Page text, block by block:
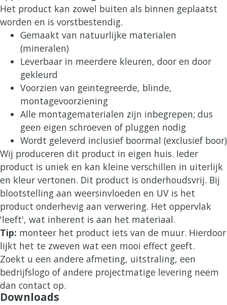
Het product kan zowel buiten als binnen geplaatst
worden en is vorstbestendig.
Gemaakt van natuurlijke materialen
(mineralen)
Leverbaar in meerdere kleuren, door en door
gekleurd
Voorzien van geïntegreerde, blinde,
montagevoorziening
Alle montagematerialen zijn inbegrepen; dus
geen eigen schroeven of pluggen nodig
Wordt geleverd inclusief boormal (exclusief boor)
Wij produceren dit product in eigen huis. Ieder
product is uniek en kan kleine verschillen in uiterlijk
en kleur vertonen. Dit product is onderhoudsvrij. Bij
blootstelling aan weersinvloeden en UV is het
product onderhevig aan verwering. Het oppervlak
'leeft', wat inherent is aan het materiaal.
Tip: monteer het product iets van de muur. Hierdoor
lijkt het te zweven wat een mooi effect geeft.
Zoekt u een andere afmeting, uitstraling, een
bedrijfslogo of andere projectmatige levering neem
dan contact op.
Downloads